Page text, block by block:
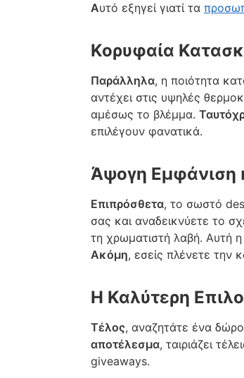
Αυτό εξηγεί γιατί τα
Κορυφαία
Παράλληλα, η ποιότητα
αντέχει στις υψηλές
αμέσως το βλέμμα.
επιλέγουν φανατικά.
Άψογη Εμφάνιση
Επιπρόσθετα, το σωστό
σας και αναδεικνύετε το
τη χρωματιστή λαβή. Αυτή η
Ακόμη, εσείς πλένετε την
Η Καλύτερη
Τέλος, αναζητάτε ένα
αποτέλεσμα, ταιριάζει
giveaways.